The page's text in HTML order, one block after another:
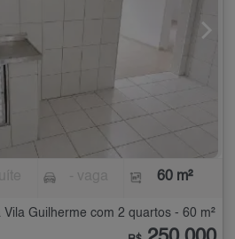
60 m²
Guilherme com 2 quartos - 60 m²